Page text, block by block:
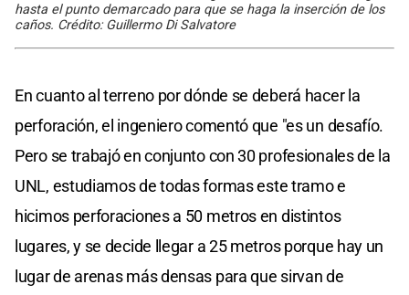
hasta el punto demarcado para que se haga la inserción de los
caños. Crédito: Guillermo Di Salvatore
En cuanto al terreno por dónde se deberá hacer la
perforación, el ingeniero comentó que "es un desafío.
Pero se trabajó en conjunto con 30 profesionales de la
UNL, estudiamos de todas formas este tramo e
hicimos perforaciones a 50 metros en distintos
lugares, y se decide llegar a 25 metros porque hay un
lugar de arenas más densas para que sirvan de